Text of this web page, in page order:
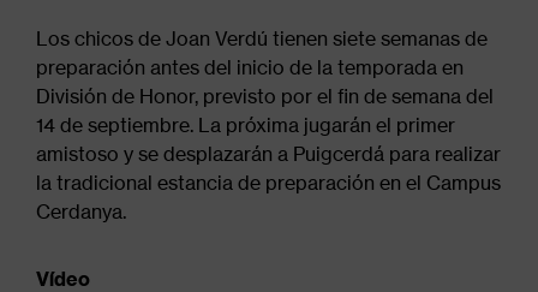
Los chicos de Joan Verdú tienen siete semanas de
preparación antes del inicio de la temporada en
División de Honor, previsto por el fin de semana del
14 de septiembre. La próxima jugarán el primer
amistoso y se desplazarán a Puigcerdá para realizar
la tradicional estancia de preparación en el Campus
Cerdanya.
Vídeo